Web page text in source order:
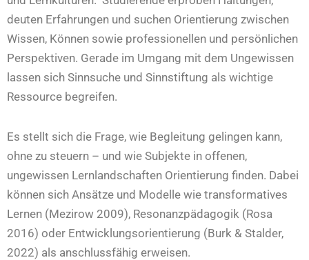
deuten Erfahrungen und suchen Orientierung zwischen
Wissen, Können sowie professionellen und persönlichen
Perspektiven. Gerade im Umgang mit dem Ungewissen
lassen sich Sinnsuche und Sinnstiftung als wichtige
Ressource begreifen.
Es stellt sich die Frage, wie Begleitung gelingen kann,
ohne zu steuern – und wie Subjekte in offenen,
ungewissen Lernlandschaften Orientierung finden. Dabei
können sich Ansätze und Modelle wie transformatives
Lernen (Mezirow 2009), Resonanzpädagogik (Rosa
2016) oder Entwicklungsorientierung (Burk & Stalder,
2022) als anschlussfähig erweisen.